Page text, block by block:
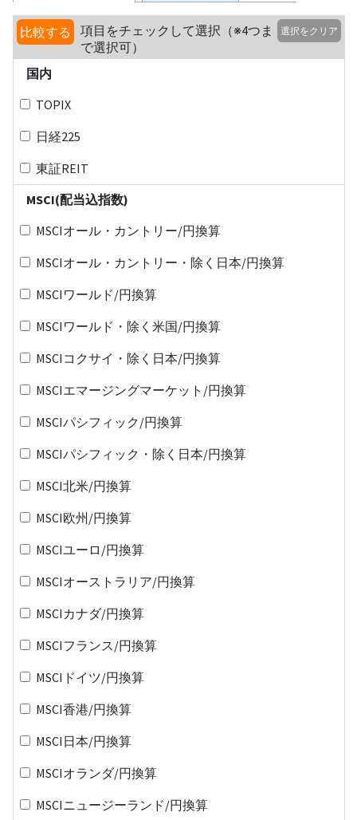
比較する
項目をチェックして選択（※4つま
で選択可）
選択をクリア
国内
TOPIX
日経225
東証REIT
MSCI(配当込指数)
MSCIオール・カントリー/円換算
MSCIオール・カントリー・除く日本/円換算
MSCIワールド/円換算
MSCIワールド・除く米国/円換算
MSCIコクサイ・除く日本/円換算
MSCIエマージングマーケット/円換算
MSCIパシフィック/円換算
MSCIパシフィック・除く日本/円換算
MSCI北米/円換算
MSCI欧州/円換算
MSCIユーロ/円換算
MSCIオーストラリア/円換算
MSCIカナダ/円換算
MSCIフランス/円換算
MSCIドイツ/円換算
MSCI香港/円換算
MSCI日本/円換算
MSCIオランダ/円換算
MSCIニュージーランド/円換算